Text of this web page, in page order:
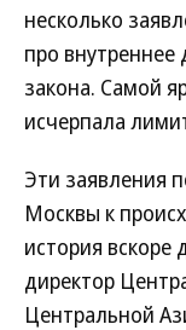
несколько
про внутреннее
закона. Самой
исчерпала
Эти заявления
Москвы к
история вскоре
директор
Центральной